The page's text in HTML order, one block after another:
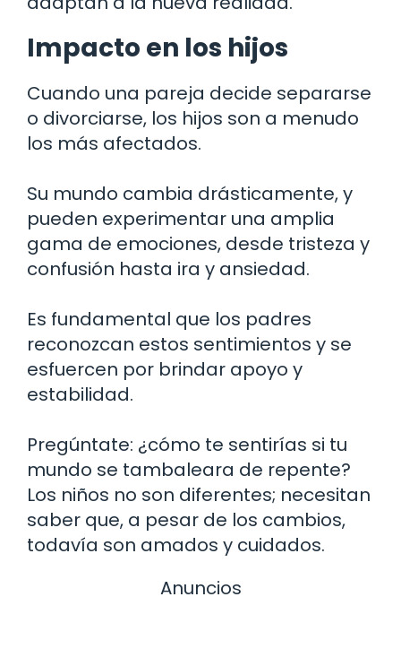
Impacto en los hijos
Cuando una pareja decide separarse
o divorciarse, los hijos son a menudo
los más afectados.
Su mundo cambia drásticamente, y
pueden experimentar una amplia
gama de emociones, desde tristeza y
confusión hasta ira y ansiedad.
Es fundamental que los padres
reconozcan estos sentimientos y se
esfuercen por brindar apoyo y
estabilidad.
Pregúntate: ¿cómo te sentirías si tu
mundo se tambaleara de repente?
Los niños no son diferentes; necesitan
saber que, a pesar de los cambios,
todavía son amados y cuidados.
Anuncios